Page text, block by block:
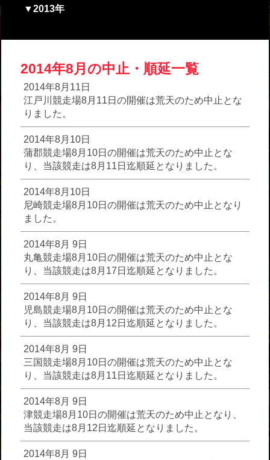
▼2013年
2014年8月の中止・順延一覧
2014年8月11日
江戸川競走場8月11日の開催は荒天のため中止とな
りました。
2014年8月10日
蒲郡競走場8月10日の開催は荒天のため中止とな
り、当該競走は8月11日迄順延となりました。
2014年8月10日
尼崎競走場8月10日の開催は荒天のため中止となり
ました。
2014年8月 9日
丸亀競走場8月10日の開催は荒天のため中止とな
り、当該競走は8月17日迄順延となりました。
2014年8月 9日
児島競走場8月10日の開催は荒天のため中止とな
り、当該競走は8月12日迄順延となりました。
2014年8月 9日
三国競走場8月10日の開催は荒天のため中止とな
り、当該競走は8月11日迄順延となりました。
2014年8月 9日
津競走場8月10日の開催は荒天のため中止となり、
当該競走は8月12日迄順延となりました。
2014年8月 9日